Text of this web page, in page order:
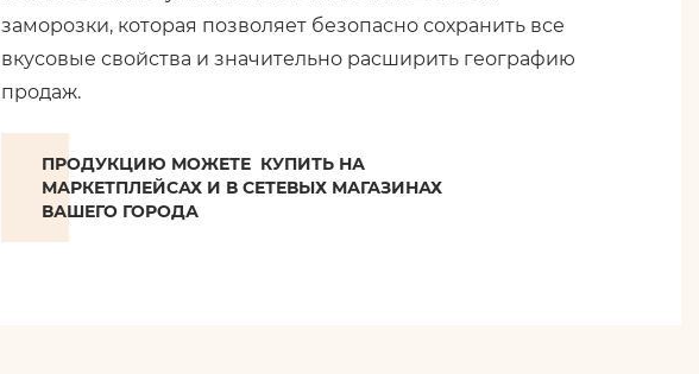
заморозки, которая позволяет безопасно сохранить все
вкусовые свойства и значительно расширить географию
продаж.
ПРОДУКЦИЮ МОЖЕТЕ КУПИТЬ НА
МАРКЕТПЛЕЙСАХ И В СЕТЕВЫХ МАГАЗИНАХ
ВАШЕГО ГОРОДА